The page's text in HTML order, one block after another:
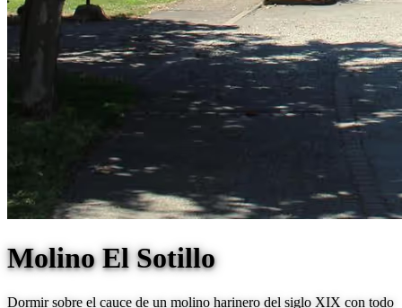
Molino El Sotillo
Dormir sobre el cauce de un molino harinero del siglo XIX con todo